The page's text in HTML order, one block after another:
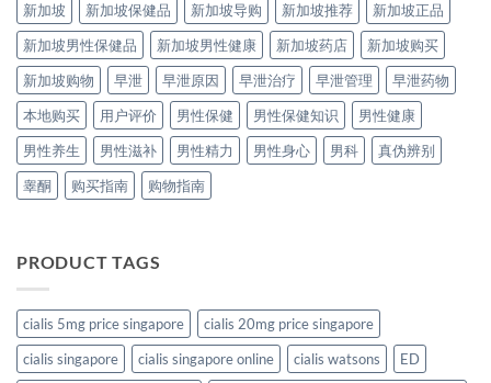
新加坡
新加坡保健品 新加坡导购 新加坡推荐
新加坡正品
新加坡男性保健品
新加坡男性健康 新加坡药店
新加坡购买
新加坡购物
早泄 早泄原因 早泄治疗 早泄管理
早泄药物
本地购买
用户评价 男性保健 男性保健知识
男性健康
男性养生
男性滋补 男性精力 男性身心 男科
真伪辨别
睾酮
购买指南 购物指南
PRODUCT TAGS
cialis 5mg price singapore
cialis 20mg price singapore
cialis singapore
cialis singapore online cialis watsons
ED